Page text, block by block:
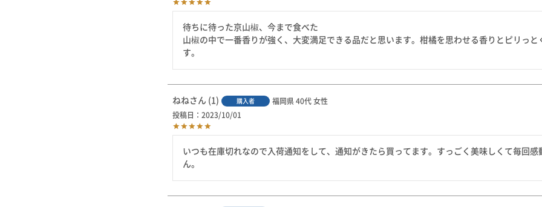
待ちに待った京山椒、今まで食べた
山椒の中で一番香りが強く、大変満足できる品だと思います。柑橘を思わせる香りとピリっ
す。
ねね 1 購入者 福岡県 40代 女性
投稿日
2023/10/01
いつも在庫切れなので入荷通知をして、通知がきたら買ってます。すっごく美味しくて毎回
ん。